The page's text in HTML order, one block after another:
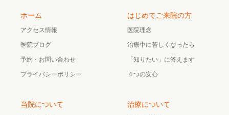
ホーム
アクセス情報
医院ブログ
予約・お問い合わせ
プライバシーポリシー
はじめてご来院の方
医院理念
治療中に苦しくなったら
「知りたい」に答えます
４つの安心
当院について 治療について